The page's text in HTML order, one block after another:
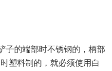
的端部时不锈钢的，柄部
塑料制的，就必须使用白